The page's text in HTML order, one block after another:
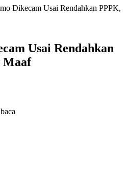
Dikecam Usai Rendahkan PPPK,
Usai Rendahkan
Maaf